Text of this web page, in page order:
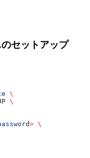
セットアップ
\
\
d> \